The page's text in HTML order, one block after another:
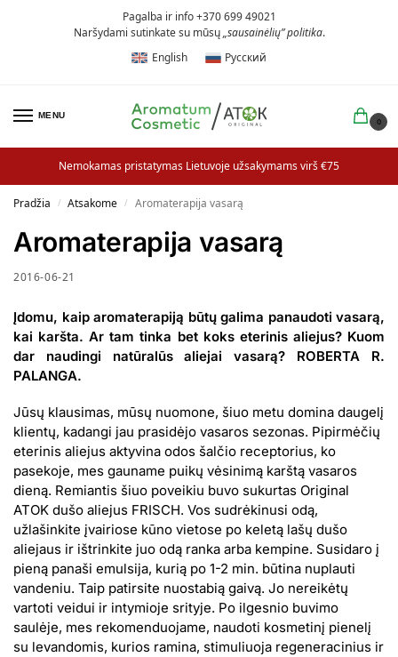
Pagalba ir info +370 699 49021
Naršydami sutinkate su mūsų„sausainėlių” politika.
English
Русский
MENU
0
Nemokamas pristatymas Lietuvoje užsakymams virš €75
Pradžia / Atsakome / Aromaterapija vasarą
Aromaterapija vasarą
2016-06-21
Įdomu, kaip aromaterapiją būtų galima panaudoti vasarą,
kai karšta. Ar tam tinka bet koks eterinis aliejus? Kuom
dar naudingi natūralūs aliejai vasarą? ROBERTA R.
PALANGA.
Jūsų klausimas, mūsų nuomone, šiuo metu domina daugelį
klientų, kadangi jau prasidėjo vasaros sezonas. Pipirmėčių
eterinis aliejus aktyvina odos šalčio receptorius, ko
pasekoje, mes gauname puikų vėsinimą karštą vasaros
dieną. Remiantis šiuo poveikiu buvo sukurtas Original
ATOK dušo aliejus FRISCH. Vos sudrėkinusi odą,
užlašinkite įvairiose kūno vietose po keletą lašų dušo
aliejaus ir ištrinkite juo odą ranka arba kempine. Susidaro į
pieną panaši emulsija, kurią po 1-2 min. būtina nuplauti
vandeniu. Taip patirsite nuostabią gaivą. Jo nereikėtų
vartoti veidui ir intymioje srityje. Po ilgesnio buvimo
saulėje, mes rekomenduojame, naudoti kosmetinį pienelį
su levandomis, kurios ramina, stimuliuoja regeneracinius ir